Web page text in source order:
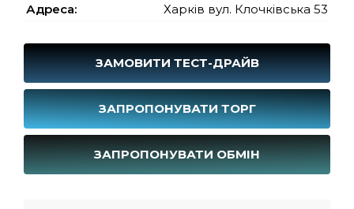
Адреса:
Харків вул. Клочківська 53
ЗАМОВИТИ ТЕСТ-ДРАЙВ
ЗАПРОПОНУВАТИ ТОРГ
ЗАПРОПОНУВАТИ ОБМІН